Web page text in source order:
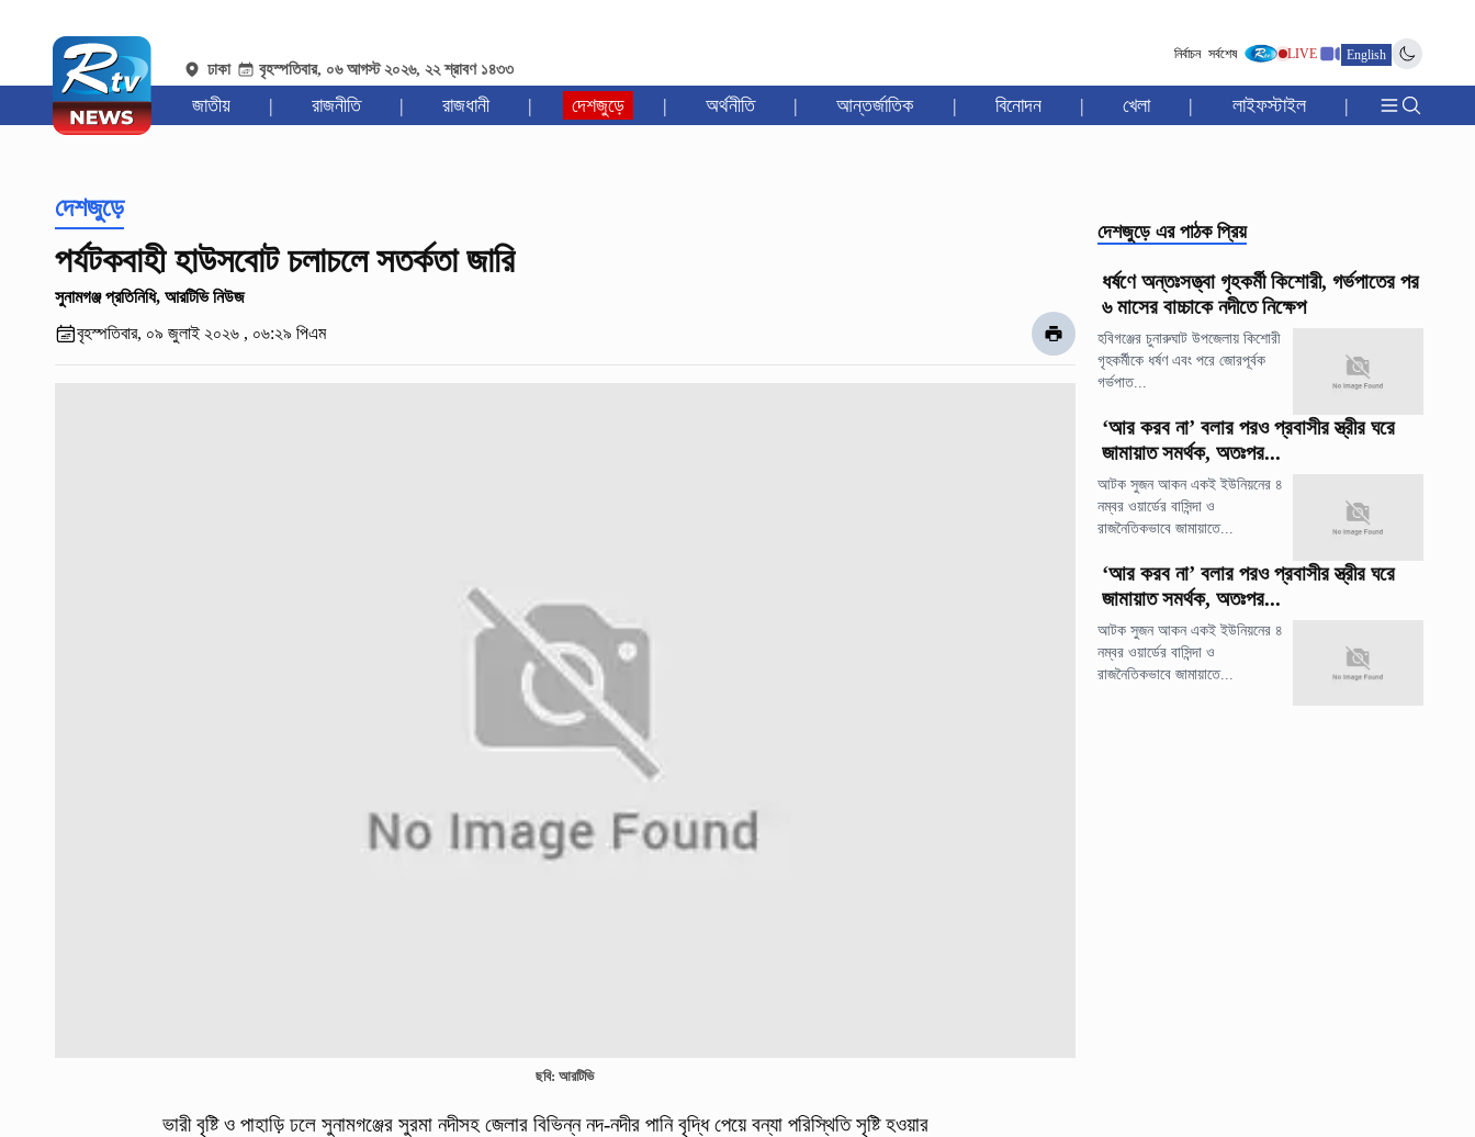
ঢাকা বৃহস্পতিবার, ০৬ আগস্ট ২০২৬, ২২ শ্রাবণ ১৪৩৩
নির্বাচন সর্বশেষ LIVE English
জাতীয় | রাজনীতি | রাজধানী | দেশজুড়ে | অর্থনীতি | আন্তর্জাতিক | বিনোদন | খেলা | লাইফস্টাইল |
দেশজুড়ে
পর্যটকবাহী হাউসবোট চলাচলে সতর্কতা জারি
সুনামগঞ্জ প্রতিনিধি, আরটিভি নিউজ
বৃহস্পতিবার, ০৯ জুলাই ২০২৬ , ০৬:২৯ পিএম
ছবি: আরটিভি
ভারী বৃষ্টি ও পাহাড়ি ঢলে সুনামগঞ্জের সুরমা নদীসহ জেলার বিভিন্ন নদ-নদীর পানি বৃদ্ধি পেয়ে বন্যা পরিস্থিতি সৃষ্টি হওয়ার
দেশজুড়ে এর পাঠক প্রিয়
ধর্ষণে অন্তঃসত্ত্বা গৃহকর্মী কিশোরী, গর্ভপাতের পর
৬ মাসের বাচ্চাকে নদীতে নিক্ষেপ
হবিগঞ্জের চুনারুঘাট উপজেলায় কিশোরী
গৃহকর্মীকে ধর্ষণ এবং পরে জোরপূর্বক
গর্ভপাত...
‘আর করব না’ বলার পরও প্রবাসীর স্ত্রীর ঘরে
জামায়াত সমর্থক, অতঃপর...
আটক সুজন আকন একই ইউনিয়নের ৪
নম্বর ওয়ার্ডের বাসিন্দা ও
রাজনৈতিকভাবে জামায়াতে...
‘আর করব না’ বলার পরও প্রবাসীর স্ত্রীর ঘরে
জামায়াত সমর্থক, অতঃপর...
আটক সুজন আকন একই ইউনিয়নের ৪
নম্বর ওয়ার্ডের বাসিন্দা ও
রাজনৈতিকভাবে জামায়াতে...